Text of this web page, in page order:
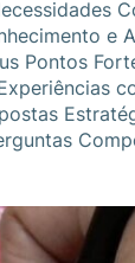
e
Pontos